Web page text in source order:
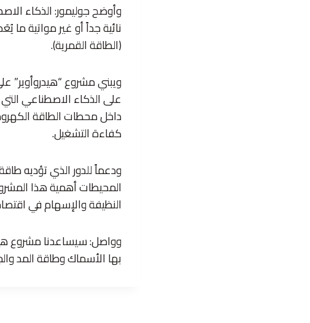
وأوضح جوليمور: الذكاء
نائية جداً أو غير مواتية ما
(الطاقة القمرية).
ويبني مشروع “هيدروأوير”
على الذكاء الاصطناعي
داخل محطات الطاقة
كفاءة التشغيل.
ودعماً للدور الذي تؤديه
المحيطات أهمية هذا
النظيفة والإسهام في
وواصل: سيساعدنا مشروع
بها الأسماك وطاقة المد